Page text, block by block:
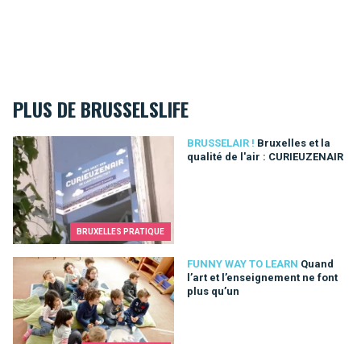
PLUS DE BRUSSELSLIFE
BRUXELLES PRATIQUE
BRUSSELAIR ! Bruxelles et la
qualité de l'air : CURIEUZENAIR
Bruxelles et la qualité de l'air : CURIEUZENAIR
FUNNY WAY TO LEARN Quand
l’art et l’enseignement ne font
plus qu’un
Quand l’art et l’enseignement ne font plus qu’un